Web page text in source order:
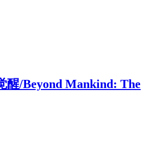
醒/Beyond Mankind: The